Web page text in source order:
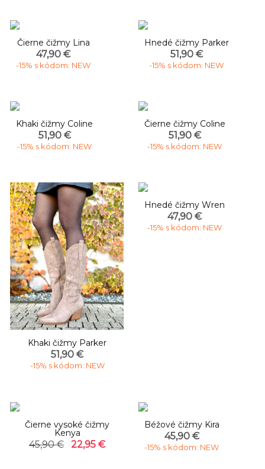
Čierne čižmy Lina
47,90 €
-15% s kódom: NEW
Hnedé čižmy Parker
51,90 €
-15% s kódom: NEW
Khaki čižmy Coline
51,90 €
-15% s kódom: NEW
Čierne čižmy Coline
51,90 €
-15% s kódom: NEW
Khaki čižmy Parker
51,90 €
-15% s kódom: NEW
Hnedé čižmy Wren
47,90 €
-15% s kódom: NEW
Čierne vysoké čižmy
Kenya
45,90 € 22,95 €
Béžové čižmy Kira
45,90 €
-15% s kódom: NEW